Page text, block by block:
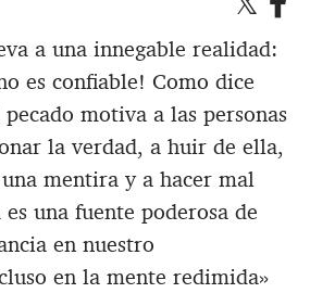
a una innegable realidad:
es confiable! Como dice
motiva a las personas
la verdad, a huir de ella,
mentira y a hacer mal
una fuente poderosa de
en nuestro
en la mente redimida»